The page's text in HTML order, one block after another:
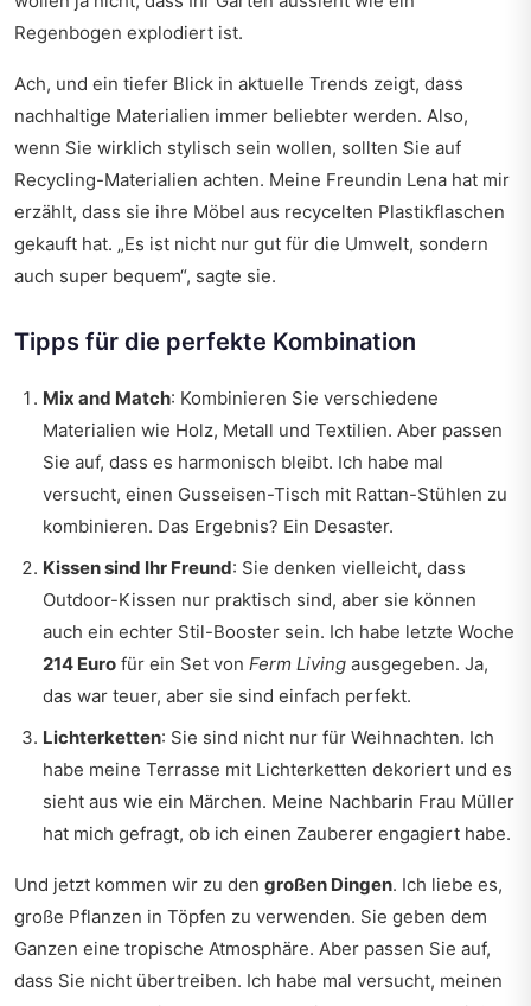
Regenbogen explodiert ist.
Ach, und ein tiefer Blick in aktuelle Trends zeigt, dass
nachhaltige Materialien immer beliebter werden. Also,
wenn Sie wirklich stylisch sein wollen, sollten Sie auf
Recycling-Materialien achten. Meine Freundin Lena hat mir
erzählt, dass sie ihre Möbel aus recycelten Plastikflaschen
gekauft hat. „Es ist nicht nur gut für die Umwelt, sondern
auch super bequem“, sagte sie.
Tipps für die perfekte Kombination
Mix and Match: Kombinieren Sie verschiedene
Materialien wie Holz, Metall und Textilien. Aber passen
Sie auf, dass es harmonisch bleibt. Ich habe mal
versucht, einen Gusseisen-Tisch mit Rattan-Stühlen zu
kombinieren. Das Ergebnis? Ein Desaster.
Kissen sind Ihr Freund: Sie denken vielleicht, dass
Outdoor-Kissen nur praktisch sind, aber sie können
auch ein echter Stil-Booster sein. Ich habe letzte Woche
214 Euro für ein Set von Ferm Living ausgegeben. Ja,
das war teuer, aber sie sind einfach perfekt.
Lichterketten: Sie sind nicht nur für Weihnachten. Ich
habe meine Terrasse mit Lichterketten dekoriert und es
sieht aus wie ein Märchen. Meine Nachbarin Frau Müller
hat mich gefragt, ob ich einen Zauberer engagiert habe.
Und jetzt kommen wir zu den großen Dingen. Ich liebe es,
große Pflanzen in Töpfen zu verwenden. Sie geben dem
Ganzen eine tropische Atmosphäre. Aber passen Sie auf,
dass Sie nicht übertreiben. Ich habe mal versucht, meinen